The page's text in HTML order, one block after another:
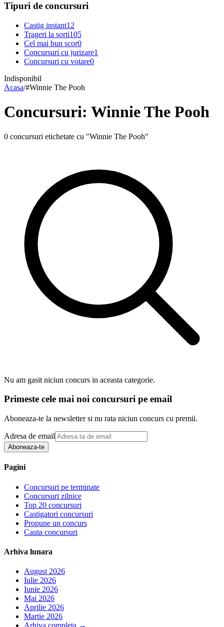
Tipuri de concursuri
Castig instant12
Trageri la sorti105
Cel mai bun scor0
Concursuri cu jurizare1
Concursuri cu votare0
Indisponibil
Acasa/#Winnie The Pooh
Concursuri: Winnie The Pooh
0 concursuri etichetate cu "Winnie The Pooh"
Nu am gasit niciun concurs in aceasta categorie.
Primeste cele mai noi concursuri pe email
Aboneaza-te la newsletter si nu rata niciun concurs cu premii.
Adresa de email
Aboneaza-te
Pagini
Concursuri pe terminate
Concursuri zilnice
Top 20 concursuri
Castigatori concursuri
Propune un concurs
Cauta concursuri
Arhiva lunara
August 2026
Iulie 2026
Iunie 2026
Mai 2026
Aprilie 2026
Martie 2026